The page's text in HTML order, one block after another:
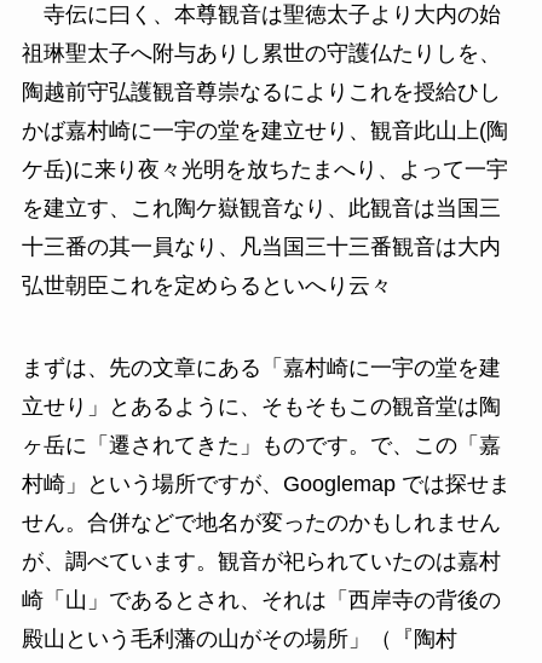
寺伝に曰く、本尊観音は聖徳太子より大内の始
祖琳聖太子へ附与ありし累世の守護仏たりしを、
陶越前守弘護観音尊崇なるによりこれを授給ひし
かば嘉村崎に一宇の堂を建立せり、観音此山上(陶
ケ岳)に来り夜々光明を放ちたまへり、よって一宇
を建立す、これ陶ケ嶽観音なり、此観音は当国三
十三番の其一員なり、凡当国三十三番観音は大内
弘世朝臣これを定めらるといへり云々
まずは、先の文章にある「嘉村崎に一宇の堂を建
立せり」とあるように、そもそもこの観音堂は陶
ヶ岳に「遷されてきた」ものです。で、この「嘉
村崎」という場所ですが、Googlemap では探せま
せん。合併などで地名が変ったのかもしれません
が、調べています。観音が祀られていたのは嘉村
崎「山」であるとされ、それは「西岸寺の背後の
殿山という毛利藩の山がその場所」（『陶村